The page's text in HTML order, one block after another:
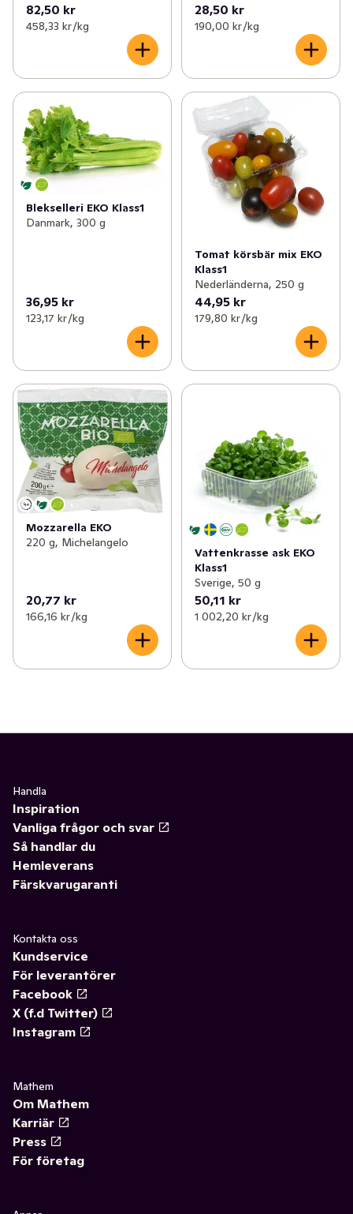
82,50 kr
458,33 kr /kg
28,50 kr
190,00 kr /kg
Blekselleri EKO Klass1
Danmark, 300 g
36,95 kr
123,17 kr /kg
Tomat körsbär mix EKO
Klass1
Nederländerna, 250 g
44,95 kr
179,80 kr /kg
Mozzarella EKO
220 g, Michelangelo
20,77 kr
166,16 kr /kg
Vattenkrasse ask EKO
Klass1
Sverige, 50 g
50,11 kr
1 002,20 kr /kg
Handla
Inspiration
Vanliga frågor och svar
Så handlar du
Hemleverans
Färskvarugaranti
Kontakta oss
Kundservice
För leverantörer
Facebook
X (f.d Twitter)
Instagram
Mathem
Om Mathem
Karriär
Press
För företag